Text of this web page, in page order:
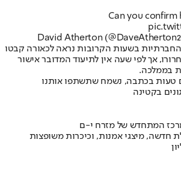
Can you confirm
בשעות הקרובות נראה לכאורה קבטו
אך לפי שעה אין לתיעוד המדובר אישור
בממלכה.
טעות בכתבה, נשמח שתשתפו אותנו
בקטינה
המתחדש של מזרח י-ם
חדשה, מיצגי אמנות, וכיכרות משופצות